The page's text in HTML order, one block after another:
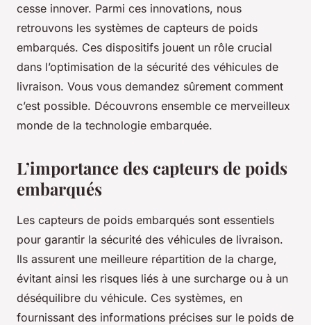
cesse innover. Parmi ces innovations, nous
retrouvons les systèmes de capteurs de poids
embarqués. Ces dispositifs jouent un rôle crucial
dans l’optimisation de la sécurité des véhicules de
livraison. Vous vous demandez sûrement comment
c’est possible. Découvrons ensemble ce merveilleux
monde de la technologie embarquée.
L’importance des capteurs de poids
embarqués
Les capteurs de poids embarqués sont essentiels
pour garantir la sécurité des véhicules de livraison.
Ils assurent une meilleure répartition de la charge,
évitant ainsi les risques liés à une surcharge ou à un
déséquilibre du véhicule. Ces systèmes, en
fournissant des informations précises sur le poids de